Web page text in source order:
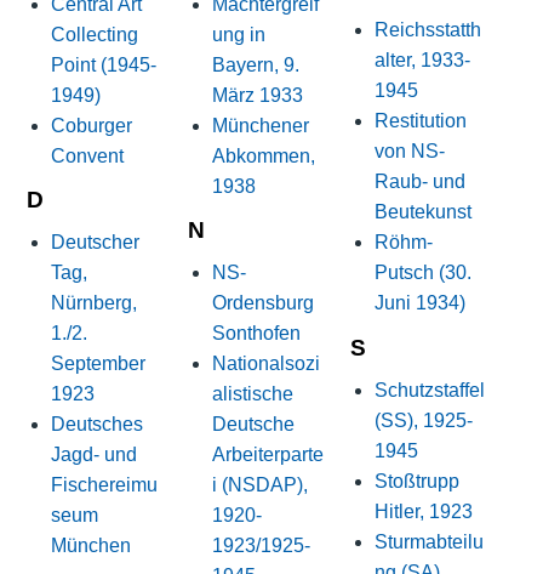
Central Art
Collecting
Point (1945-
1949)
Coburger
Convent
D
Deutscher
Tag,
Nürnberg,
1./2.
September
1923
Deutsches
Jagd- und
Fischereimu
seum
München
Machtergreif
ung in
Bayern, 9.
März 1933
Münchener
Abkommen,
1938
N
NS-
Ordensburg
Sonthofen
Nationalsozi
alistische
Deutsche
Arbeiterparte
i (NSDAP),
1920-
1923/1925-
Reichsstatth
alter, 1933-
1945
Restitution
von NS-
Raub- und
Beutekunst
Röhm-
Putsch (30.
Juni 1934)
S
Schutzstaffel
(SS), 1925-
1945
Stoßtrupp
Hitler, 1923
Sturmabteilu